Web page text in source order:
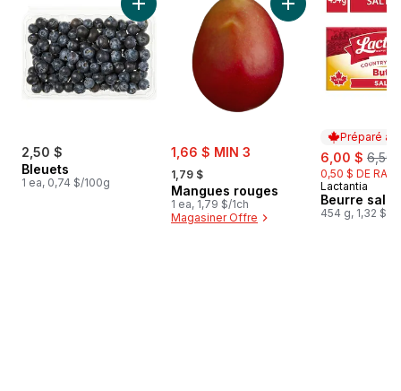
2,50 $
Bleuets
1 ea, 0,74 $/100g
Ajouter Bleuets au panier
sale:
1,66 $ MIN 3
, formerly:
1,79 $
Mangues rouges
1 ea, 1,79 $/1ch
Magasiner Offre
Ajouter Mangues
Préparé au
sale:
6,00 $ ,
6,50
0,50 $ DE
Préparé au
Lactantia
Beurre salé.
454 g, 1,32 $/